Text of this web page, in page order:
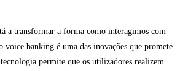
a transformar a forma como interagimos com
voice banking é uma das inovações que promete
permite que os utilizadores realizem